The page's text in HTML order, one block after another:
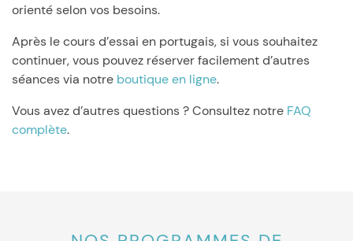
orienté selon vos besoins.
Après le cours d’essai en portugais, si vous souhaitez
continuer, vous pouvez réserver facilement d’autres
séances via notre boutique en ligne.
Vous avez d’autres questions ? Consultez notre FAQ
complète.